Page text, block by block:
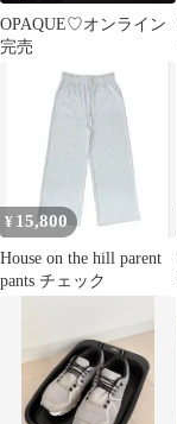
OPAQUE♡オンライン
完売
¥ 15,800
House on the hill parent
pants チェック